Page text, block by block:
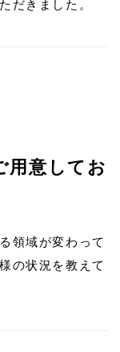
だきました。
用意してお
領域が変わって
の状況を教えて